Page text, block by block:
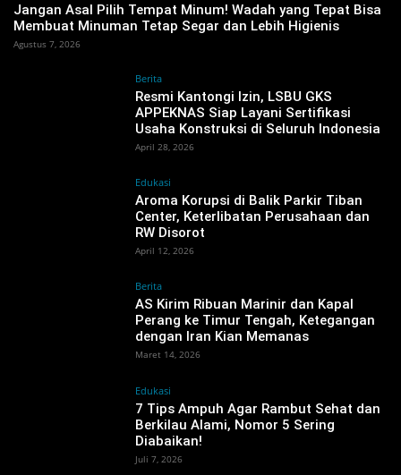
Jangan Asal Pilih Tempat Minum! Wadah yang Tepat Bisa
Membuat Minuman Tetap Segar dan Lebih Higienis
Agustus 7, 2026
Berita
Resmi Kantongi Izin, LSBU GKS
APPEKNAS Siap Layani Sertifikasi
Usaha Konstruksi di Seluruh Indonesia
April 28, 2026
Edukasi
Aroma Korupsi di Balik Parkir Tiban
Center, Keterlibatan Perusahaan dan
RW Disorot ‎
April 12, 2026
Berita
AS Kirim Ribuan Marinir dan Kapal
Perang ke Timur Tengah, Ketegangan
dengan Iran Kian Memanas ‎
Maret 14, 2026
Edukasi
7 Tips Ampuh Agar Rambut Sehat dan
Berkilau Alami, Nomor 5 Sering
Diabaikan!
Juli 7, 2026